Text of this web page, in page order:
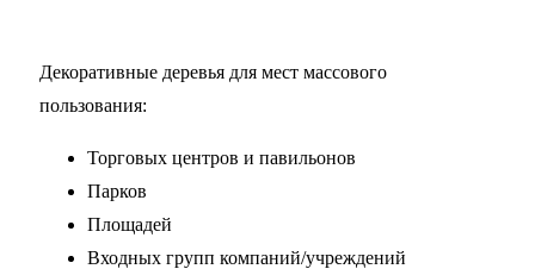
Декоративные деревья для мест массового
пользования:
Торговых центров и павильонов
Парков
Площадей
Входных групп компаний/учреждений